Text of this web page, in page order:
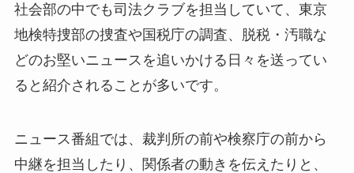
社会部の中でも司法クラブを担当していて、東京
地検特捜部の捜査や国税庁の調査、脱税・汚職な
どのお堅いニュースを追いかける日々を送ってい
ると紹介されることが多いです。
ニュース番組では、裁判所の前や検察庁の前から
中継を担当したり、関係者の動きを伝えたりと、